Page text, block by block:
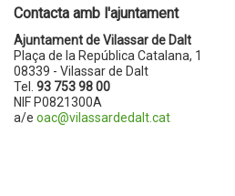
Contacta amb l'ajuntament
Ajuntament de Vilassar de Dalt
Plaça de la República Catalana, 1
08339 - Vilassar de Dalt
Tel. 93 753 98 00
NIF P0821300A
a/e oac@vilassardedalt.cat